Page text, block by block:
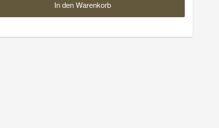
In den Warenkorb